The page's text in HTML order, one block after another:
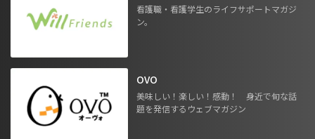
看護職・看護学生のライフサポートマガジ
ン。
OVO
美味しい！楽しい！感動！ 身近で旬な話
題を発信するウェブマガジン